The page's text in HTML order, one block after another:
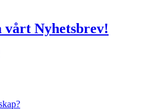
vårt Nyhetsbrev!